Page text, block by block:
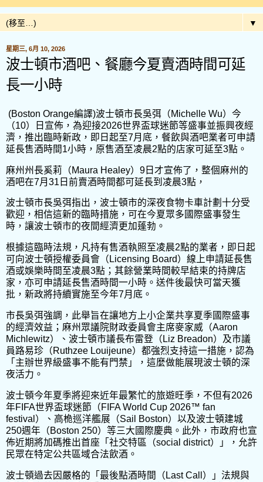
▼
星期三, 6月 10, 2026
波士頓市酒吧、餐廳今夏賣酒時間可延
長一小時
(Boston Orange編譯)波士頓市長吳弭（Michelle Wu）今
（10）日宣佈，為迎接2026世界盃球迷節等盛事並振興夜經
濟，推出臨時新政，即日起至7月底，餐飲與酒吧業者可申請
延長售酒時間1小時，原售酒至凌晨2點的店家可延至3點。
麻州州長奚莉（Maura Healey）9日才宣佈了，整個麻州的
酒吧在7月31日前賣酒時間都可延長到凌晨3點，
波士頓市長吳弭指出，波士頓市的深夜食物卡車計劃十分受
歡迎，相信這新的臨時措施，可在今夏眾多國際盛事發生
時，讓波士頓市的夜間經濟更加蓬勃。
根據這臨時法規，凡持有售酒執照至凌晨2點的業者，即日起
可向波士頓授權委員會（Licensing Board）線上申請延長售
酒或娛樂時間至凌晨3點；其餘營業時間較早結束的持牌店
家，亦可申請延長售酒時間一小時。送件後最快可當天獲
批，新政將持續實施至今年7月底。
市長吳弭強調，此舉旨在讓地方上小企業共享夏季國際盛事
的經濟效益；麻州眾議院財政委員會主席麥家威（Aaron
Michlewitz）、波士頓市議長布雷登（Liz Breadon）及市議
員路易珍（Ruthzee Louijeune）都強烈支持這一措施，認為
「主辦世界級盛事不能有門禁」，這麼做能展現波士頓的深
夜活力。
波士頓今年夏季將迎來近年最繁忙的旅遊旺季，不但有2026
年FIFA世界盃球迷節（FIFA World Cup 2026™ fan
festival）、高桅巡洋艦展（Sail Boston）以及波士頓建城
250週年（Boston 250）等三大國際慶典。此外，市政府也宣
佈近期將加碼推出首座「社交特區（social district）」，允許
民眾在特定公共區域合法飲酒。
波士頓過去因嚴格的「最後點酒時間（Last Call）」法規與